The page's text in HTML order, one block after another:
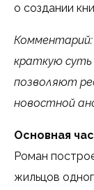
о создании
краткую суть
позволяют
новостной
Основная
Роман
жильцов